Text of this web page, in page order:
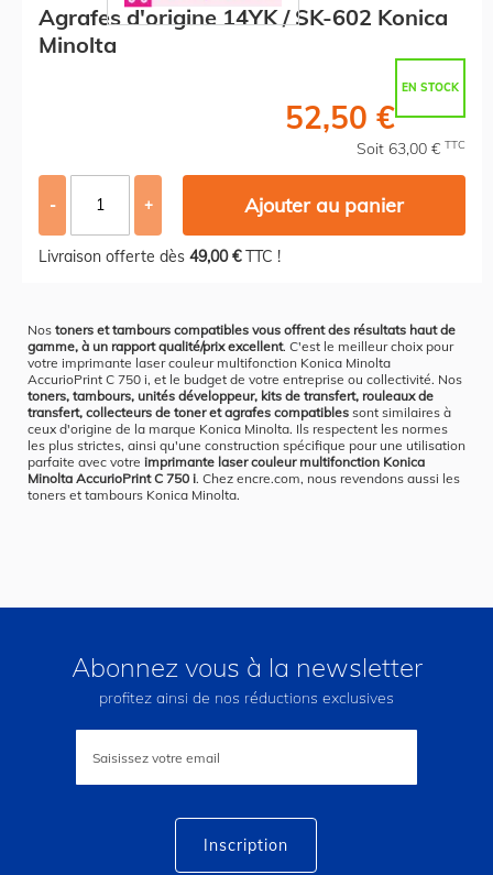
Agrafes d'origine 14YK / SK-602 Konica
Minolta
EN STOCK
52,50 €
Soit 63,00 € TTC
- + Ajouter au panier
Livraison offerte dès 49,00 €TTC !
Nos toners et tambours compatibles vous offrent des résultats haut de
gamme, à un rapport qualité/prix excellent. C'est le meilleur choix pour
votre imprimante laser couleur multifonction Konica Minolta
AccurioPrint C 750 i, et le budget de votre entreprise ou collectivité. Nos
toners, tambours, unités développeur, kits de transfert, rouleaux de
transfert, collecteurs de toner et agrafes compatibles sont similaires à
ceux d'origine de la marque Konica Minolta. Ils respectent les normes
les plus strictes, ainsi qu'une construction spécifique pour une utilisation
parfaite avec votre imprimante laser couleur multifonction Konica
Minolta AccurioPrint C 750 i. Chez encre.com, nous revendons aussi les
toners et tambours Konica Minolta.
Abonnez vous à la newsletter
profitez ainsi de nos réductions exclusives
lettre
Inscription